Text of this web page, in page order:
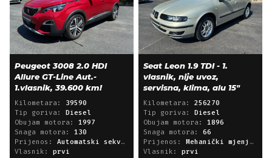
Peugeot 3008 2.0 HDI
Allure GT-Line Aut.-
1.vlasnik, 39.600 km!
Kilometara: 39590
Tip goriva:
Diesel
Obujam motora: 1997
Snaga motora: 130
Prijenos: Automatski sekvencijski
Vlasnik: prvi
Seat Leon 1.9 TDI - 1.
vlasnik, nije uvoz,
servisna, klima, alu 15"
Kilometara: 256270
Tip goriva:
Diesel
Obujam motora: 1896
Snaga motora: 66
Prijenos:
Mehanički mjenjač
Vlasnik: prvi